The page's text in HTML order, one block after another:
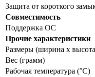
Защита от короткого
Совместимость
Поддержка ОС
Прочие характеристики
Размеры (ширина x
Вес (грамм)
Рабочая температура (°C)